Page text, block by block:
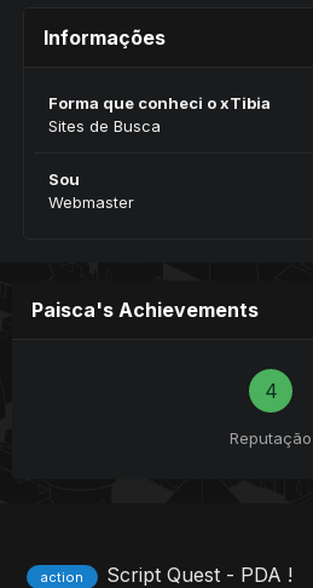
Informações
Forma que conheci o xTibia
Sites de Busca
Sou
Webmaster
Paisca's Achievements
4
Reputação
action Script Quest - PDA !